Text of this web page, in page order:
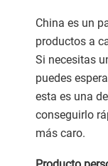
China es un
productos a
Si necesitas
puedes
esta es una
conseguirlo
más caro.